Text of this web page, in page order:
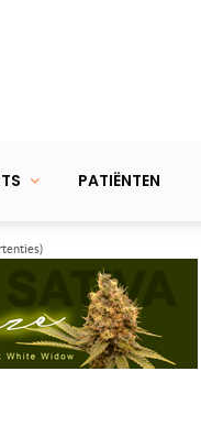
PATIËNTEN
in je lichaam blijft
effectief’